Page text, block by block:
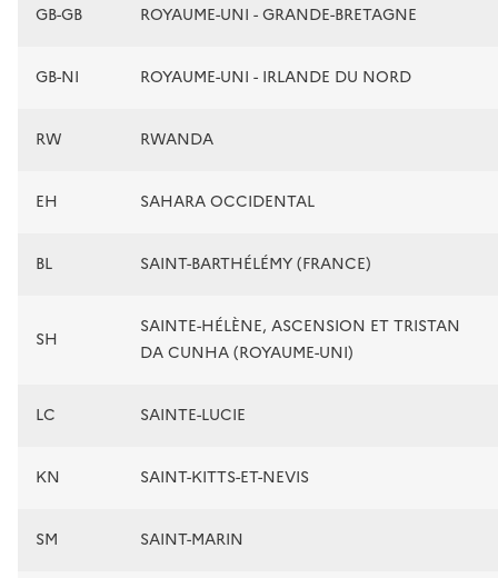
GB-GB ROYAUME-UNI - GRANDE-BRETAGNE
GB-NI ROYAUME-UNI - IRLANDE DU NORD
RW RWANDA
EH SAHARA OCCIDENTAL
BL SAINT-BARTHÉLÉMY (FRANCE)
SH
SAINTE-HÉLÈNE, ASCENSION ET TRISTAN
DA CUNHA (ROYAUME-UNI)
LC SAINTE-LUCIE
KN SAINT-KITTS-ET-NEVIS
SM SAINT-MARIN